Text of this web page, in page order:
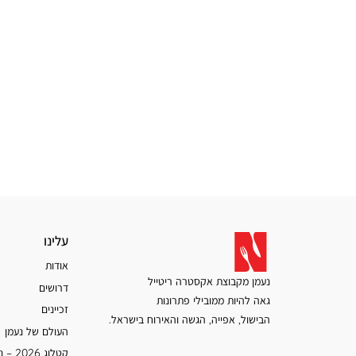
נעמן מקבוצת אקסטרה ריטייל
גאה להיות ממובילי פתרונות
הבישול, אפייה, הגשה והאירוח בישראל.
עלינו
עלינו
אודות
דרושים
זכיינים
העולם של נעמן
קטלוג 2026 – נעמן